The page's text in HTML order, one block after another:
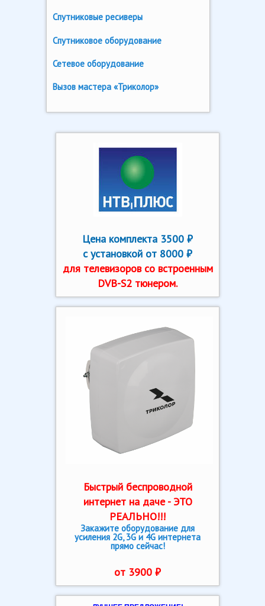
Спутниковые ресиверы
Спутниковое оборудование
Сетевое оборудование
Вызов мастера «Триколор»
Цена комплекта 3500 ₽
с установкой от 8000 ₽
для телевизоров со встроенным
DVB-S2 тюнером.
Быстрый беспроводной
интернет на даче - ЭТО
РЕАЛЬНО!!!
Закажите оборудование для
усиления 2G, 3G и 4G интернета
прямо сейчас!
от 3900 ₽